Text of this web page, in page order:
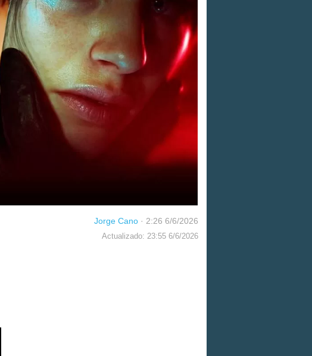
Jorge Cano · 2:26 6/6/2026
Actualizado: 23:55 6/6/2026